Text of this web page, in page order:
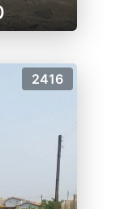
2416